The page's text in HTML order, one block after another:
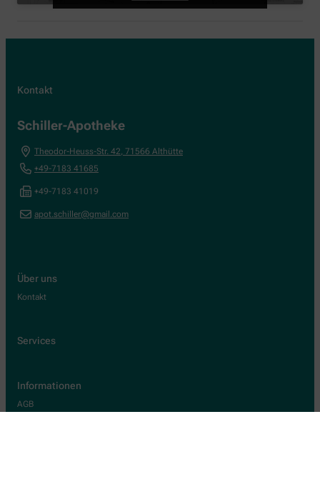
Kontakt
Schiller-Apotheke
Theodor-Heuss-Str. 42, 71566 Althütte
+49-7183 41685
+49-7183 41019
apot.schiller@gmail.com
Über uns
Kontakt
Services
Informationen
AGB